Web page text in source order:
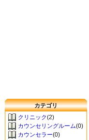
カテゴリ
クリニック(2)
カウンセリングルーム(0)
カウンセラー(0)